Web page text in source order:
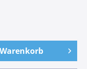
Warenkorb